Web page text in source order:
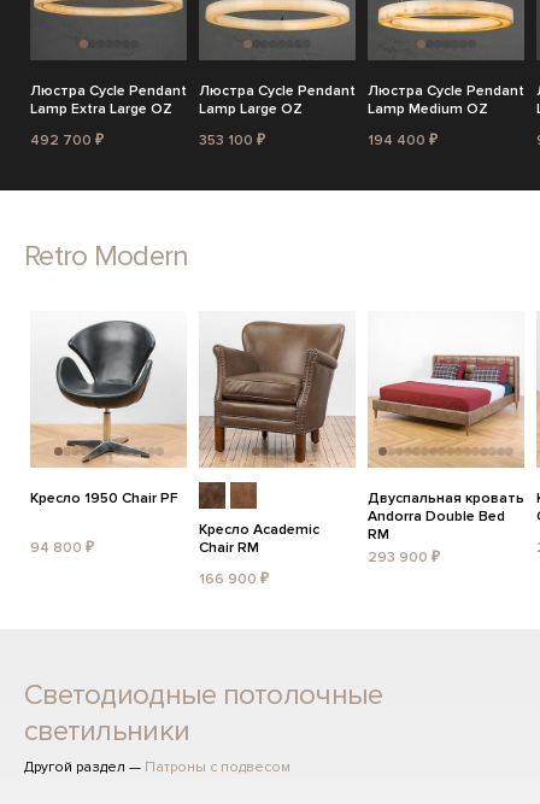
Люстра Cycle Pendant
Lamp Extra Large OZ
492 700 ₽
Люстра Cycle Pendant
Lamp Large OZ
353 100 ₽
Люстра Cycle Pendant
Lamp Medium OZ
194 400 ₽
Retro Modern
Кресло 1950 Chair PF
94 800 ₽
Кресло Academic
Chair RM
166 900 ₽
Двуспальная кровать
Andorra Double Bed
RM
293 900 ₽
Светодиодные потолочные
светильники
Другой раздел — Патроны с подвесом